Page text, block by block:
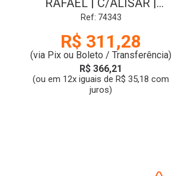
RAFAEL | C/ALISAR |
40x30x2 | CARVALHO <NO
ESTADO><DE 358,24>
Ref: 74343
R$ 311,28
(via Pix ou Boleto / Transferência)
R$ 366,21
(ou em 12x iguais de R$ 35,18 com
juros)